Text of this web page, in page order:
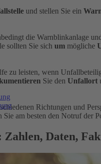
und stellen Sie ein
die Warnblinkanlage
sollten Sie sich um mögliche
zu leisten, wenn
Sie den Unfallort
Richtungen und
Sie am besten den Notruf der
Daten,